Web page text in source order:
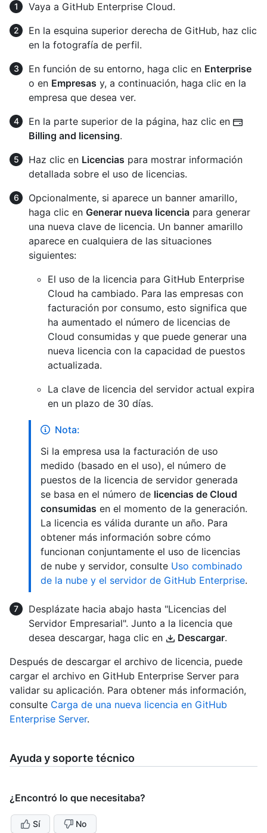
Vaya a GitHub Enterprise Cloud.
En la esquina superior derecha de GitHub, haz clic
en la fotografía de perfil.
En función de su entorno, haga clic en Enterprise
o en Empresas y, a continuación, haga clic en la
empresa que desea ver.
En la parte superior de la página, haz clic en
Billing and licensing.
Haz clic en Licencias para mostrar información
detallada sobre el uso de licencias.
Opcionalmente, si aparece un banner amarillo,
haga clic en Generar nueva licencia para generar
una nueva clave de licencia. Un banner amarillo
aparece en cualquiera de las situaciones
siguientes:
El uso de la licencia para GitHub Enterprise
Cloud ha cambiado. Para las empresas con
facturación por consumo, esto significa que
ha aumentado el número de licencias de
Cloud consumidas y que puede generar una
nueva licencia con la capacidad de puestos
actualizada.
La clave de licencia del servidor actual expira
en un plazo de 30 días.
Nota:
Si la empresa usa la facturación de uso
medido (basado en el uso), el número de
puestos de la licencia de servidor generada
se basa en el número de licencias de Cloud
consumidas en el momento de la generación.
La licencia es válida durante un año. Para
obtener más información sobre cómo
funcionan conjuntamente el uso de licencias
de nube y servidor, consulte Uso combinado
de la nube y el servidor de GitHub Enterprise.
Desplázate hacia abajo hasta "Licencias del
Servidor Empresarial". Junto a la licencia que
desea descargar, haga clic en
Descargar.
Después de descargar el archivo de licencia, puede
cargar el archivo en GitHub Enterprise Server para
validar su aplicación. Para obtener más información,
consulte Carga de una nueva licencia en GitHub
Enterprise Server.
Ayuda y soporte técnico
¿Encontró lo que necesitaba?
Sí No